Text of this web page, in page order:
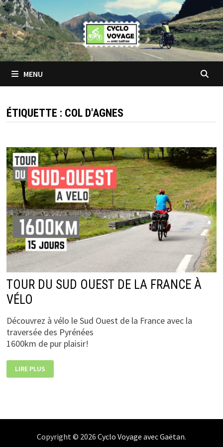
Passer
au
contenu
MENU
ÉTIQUETTE : COL D'AGNES
TOUR DU SUD OUEST DE LA FRANCE À
VÉLO
Découvrez à vélo le Sud Ouest de la France avec la
traversée des Pyrénées
1600km de pur plaisir!
TOUR
DU
SUD
VÉLO
LIRE PLUS
Copyright © 2026 Cyclo Voyage avec Gaëtan.